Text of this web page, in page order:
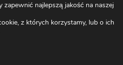
najlepszą jakość na naszej
z których korzystamy, lub o ich